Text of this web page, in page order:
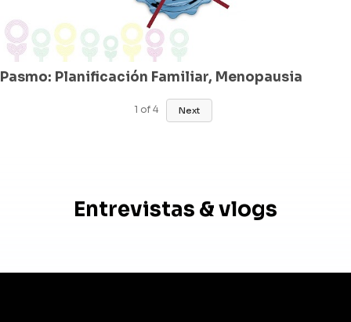
Pasmo: Planificación Familiar, Menopausia
1 of 4 Next
Entrevistas & vlogs